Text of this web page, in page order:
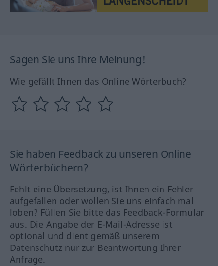
Sagen Sie uns Ihre Meinung!
Wie gefällt Ihnen das Online Wörterbuch?
Sie haben Feedback zu unseren Online
Wörterbüchern?
Fehlt eine Übersetzung, ist Ihnen ein Fehler
aufgefallen oder wollen Sie uns einfach mal
loben? Füllen Sie bitte das Feedback-Formular
aus. Die Angabe der E-Mail-Adresse ist
optional und dient gemäß unserem
Datenschutz nur zur Beantwortung Ihrer
Anfrage.